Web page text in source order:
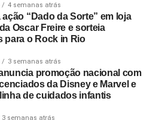
4 semanas atrás
ação “Dado da Sorte” em loja
Oscar Freire e sorteia
para o Rock in Rio
3 semanas atrás
promoção nacional com
da Disney e Marvel e
de cuidados infantis
3 semanas atrás